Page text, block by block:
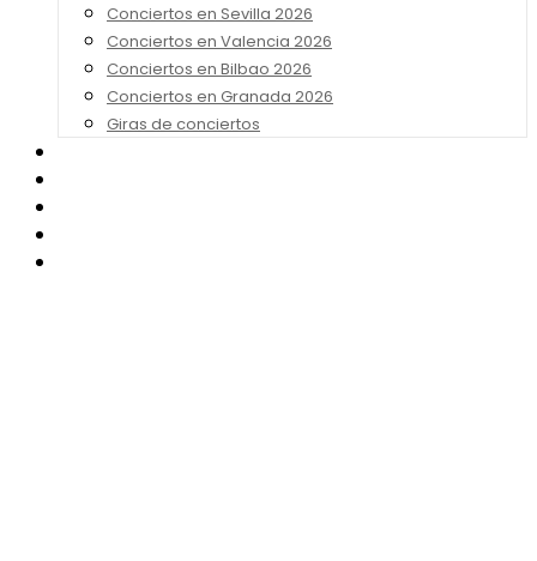
Conciertos en Sevilla 2026
Conciertos en Valencia 2026
Conciertos en Bilbao 2026
Conciertos en Granada 2026
Giras de conciertos